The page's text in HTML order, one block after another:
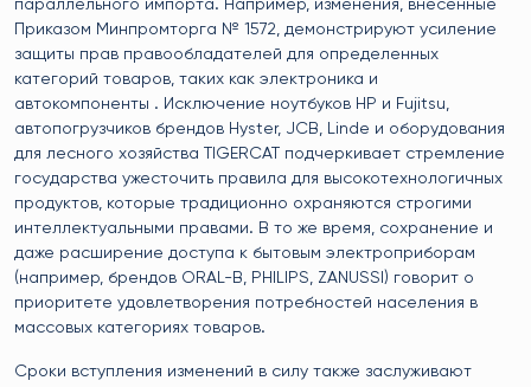
параллельного импорта. Например, изменения, внесенные
Приказом Минпромторга № 1572, демонстрируют усиление
защиты прав правообладателей для определенных
категорий товаров, таких как электроника и
автокомпоненты . Исключение ноутбуков HP и Fujitsu,
автопогрузчиков брендов Hyster, JCB, Linde и оборудования
для лесного хозяйства TIGERCAT подчеркивает стремление
государства ужесточить правила для высокотехнологичных
продуктов, которые традиционно охраняются строгими
интеллектуальными правами. В то же время, сохранение и
даже расширение доступа к бытовым электроприборам
(например, брендов ORAL-B, PHILIPS, ZANUSSI) говорит о
приоритете удовлетворения потребностей населения в
массовых категориях товаров.
Сроки вступления изменений в силу также заслуживают